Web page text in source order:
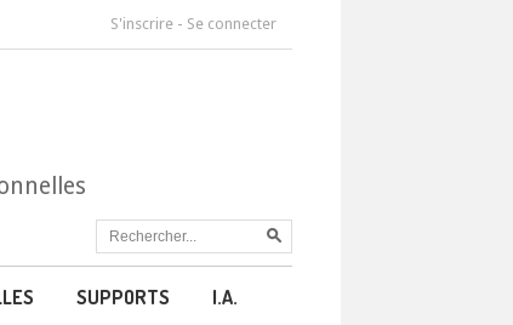
S'inscrire - Se connecter
SUPPORTS I.A.